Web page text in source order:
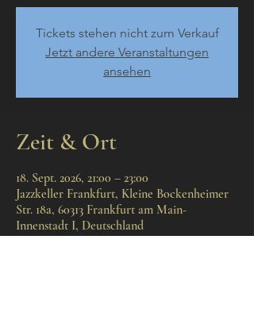
Tickets stehen nicht zum Verkauf
Jetzt andere Veranstaltungen
ansehen
Zeit & Ort
18. Sept. 2026, 21:00 – 23:00
Jazzkeller Frankfurt, Kleine Bockenheimer
Str. 18a, 60313 Frankfurt am Main-
Innenstadt I, Deutschland